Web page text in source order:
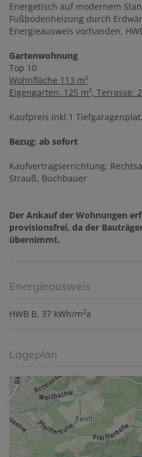
Energetisch auf modernem
Fußbodenheizung durch
Energieausweis vorhanden,
Gartenwohnung
Top 10
Wohnfläche 113 m²
Eigengarten: 125 m², Terrasse:
Kaufpreis inkl.1
Bezug: ab sofort
Kaufvertragserrichtung:
Strauß, Buchbauer
Der Ankauf der Wohnungen
provisionsfrei, da der
übernimmt.
Energieausweis
HWB B, 37 kWh/m2a
Lageplan